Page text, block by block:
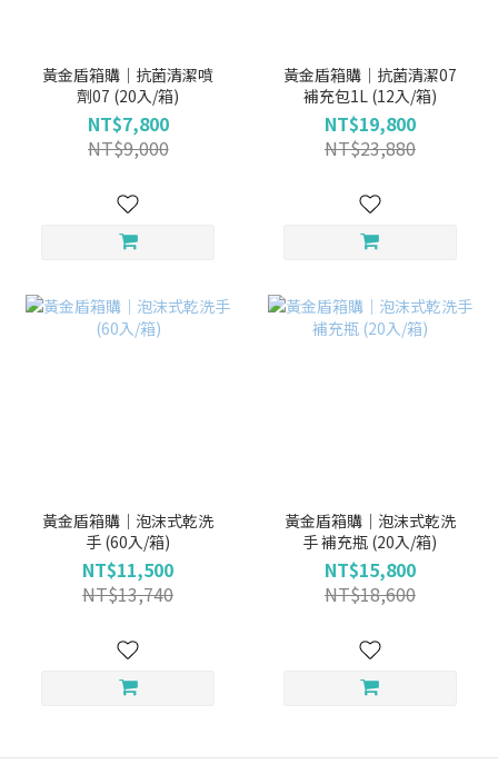
黃金盾箱購｜抗菌清潔噴
劑07 (20入/箱)
NT$7,800
NT$9,000
黃金盾箱購｜抗菌清潔07
補充包1L (12入/箱)
NT$19,800
NT$23,880
黃金盾箱購｜泡沫式乾洗
手 (60入/箱)
NT$11,500
NT$13,740
黃金盾箱購｜泡沫式乾洗
手 補充瓶 (20入/箱)
NT$15,800
NT$18,600